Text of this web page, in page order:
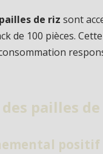
pailles de riz sont
de 100 pièces.
pailles
positif